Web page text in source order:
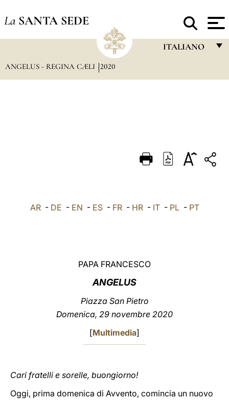
La SANTA SEDE
ITALIANO
DEUTSCH
العربيّة
ANGELUS - REGINA CÆLI 2020
AR- DE - EN - ES- FR- HR- IT- PL- PT
PAPA FRANCESCO
ANGELUS
Piazza San Pietro
Domenica, 29 novembre 2020
[Multimedia]
Cari fratelli e sorelle, buongiorno!
Oggi, prima domenica di Avvento, comincia un nuovo